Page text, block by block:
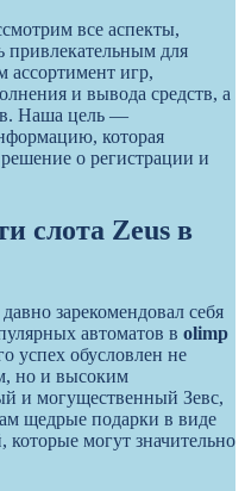
все аспекты,
привлекательным для
ассортимент игр,
и вывода средств, а
Наша цель —
которая
о регистрации и
слота Zeus в
зарекомендовал себя
автоматов в olimp
успех обусловлен не
но и высоким
и могущественный Зевс,
щедрые подарки в виде
могут значительно